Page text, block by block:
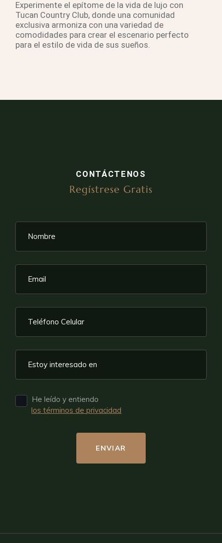
Experimente el epítome de la vida de lujo con
Tucan Country Club, donde una comunidad
exclusiva armoniza con una variedad de
comodidades para crear el escenario perfecto
para el estilo de vida de sus sueños.
CONTÁCTENOS
Regístrese Gratis
He leído y entiendo
los términos de privacidad
ENVIAR